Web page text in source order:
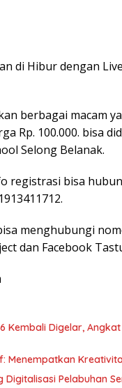
di Hibur dengan
berbagai macam
Rp. 100.000. bisa
Selong Belanak.
registrasi bisa
menghubungi
dan Facebook
Kembali Digelar,
Menempatkan
Digitalisasi Pelabuhan